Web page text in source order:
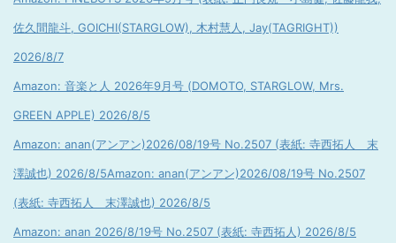
佐久間龍斗, GOICHI(STARGLOW), 木村慧人, Jay(TAGRIGHT))
2026/8/7
Amazon: 音楽と人 2026年9月号 (DOMOTO, STARGLOW, Mrs.
GREEN APPLE) 2026/8/5
Amazon: anan(アンアン)2026/08/19号 No.2507 (表紙: 寺西拓人 末
澤誠也) 2026/8/5Amazon: anan(アンアン)2026/08/19号 No.2507
(表紙: 寺西拓人 末澤誠也) 2026/8/5
Amazon: anan 2026/8/19号 No.2507 (表紙: 寺西拓人) 2026/8/5